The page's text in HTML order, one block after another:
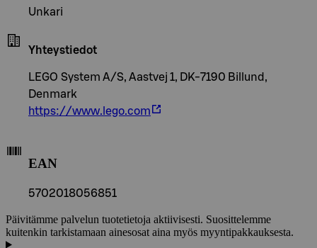
Unkari
Yhteystiedot
LEGO System A/S, Aastvej 1, DK-7190 Billund,
Denmark
https://www.lego.com
EAN
5702018056851
Päivitämme palvelun tuotetietoja aktiivisesti. Suosittelemme
kuitenkin tarkistamaan ainesosat aina myös myyntipakkauksesta.